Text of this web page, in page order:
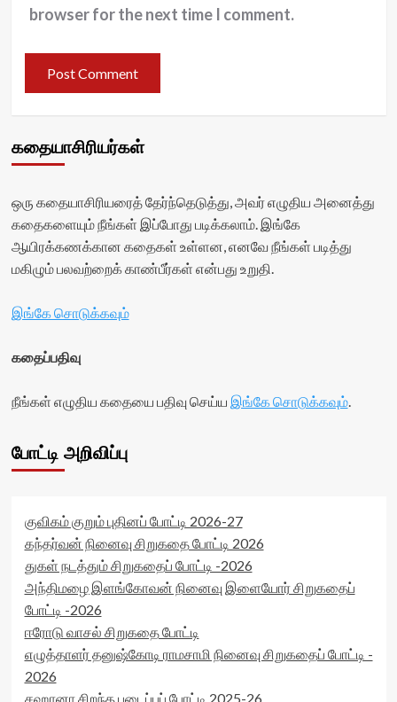
browser for the next time I comment.
கதையாசிரியர்கள்
ஒரு கதையாசிரியரைத் தேர்ந்தெடுத்து, அவர் எழுதிய அனைத்து
கதைகளையும் நீங்கள் இப்போது படிக்கலாம். இங்கே
ஆயிரக்கணக்கான கதைகள் உள்ளன, எனவே நீங்கள் படித்து
மகிழும் பலவற்றைக் காண்பீர்கள் என்பது உறுதி.
இங்கே சொடுக்கவும்
கதைப்பதிவு
நீங்கள் எழுதிய கதையை பதிவு செய்ய இங்கே சொடுக்கவும்.
போட்டி அறிவிப்பு
குவிகம் குறும் புதினப் போட்டி 2026-27
கந்தர்வன் நினைவு சிறுகதை போட்டி 2026
துகள் நடத்தும் சிறுகதைப் போட்டி -2026
அந்திமழை இளங்கோவன் நினைவு இளையோர் சிறுகதைப்
போட்டி -2026
ஈரோடு வாசல் சிறுகதை போட்டி
எழுத்தாளர் தனுஷ்கோடி ராமசாமி நினைவு சிறுகதைப் போட்டி -
2026
சஹானா சிறந்த படைப்புப் போட்டி 2025-26